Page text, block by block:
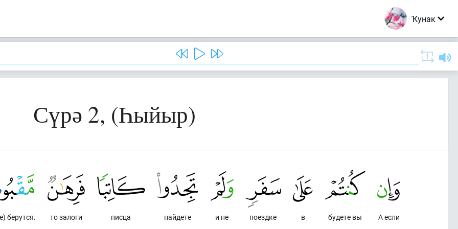
Ҡунак
Сүрә 2, (Һыйыр)
А если
будете вы
в
поездке
и не
найдете
писца
то залоги
берутся.